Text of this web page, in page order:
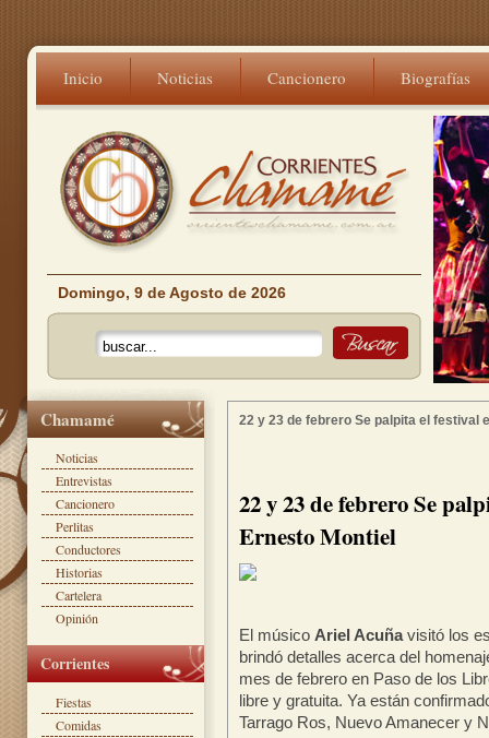
Inicio Noticias Cancionero Biografías
Domingo, 9 de Agosto de 2026
22 y 23 de febrero Se palpita el festival
22 y 23 de febrero Se
Ernesto Montiel
El músico Ariel Acuñavisitó los
brindó detalles acerca del
mes de febrero en Paso de los
libre y gratuita. Ya están
Tarrago Ros, Nuevo Amanecer y
Chamamé
Noticias
Entrevistas
Cancionero
Perlitas
Conductores
Historias
Cartelera
Opinión
Corrientes
Fiestas
Comidas